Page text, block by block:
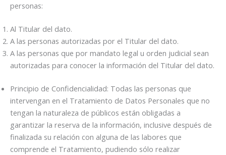
personas:
Al Titular del dato.
A las personas autorizadas por el Titular del dato.
A las personas que por mandato legal u orden judicial sean
autorizadas para conocer la información del Titular del dato.
Principio de Confidencialidad: Todas las personas que
intervengan en el Tratamiento de Datos Personales que no
tengan la naturaleza de públicos están obligadas a
garantizar la reserva de la información, inclusive después de
finalizada su relación con alguna de las labores que
comprende el Tratamiento, pudiendo sólo realizar